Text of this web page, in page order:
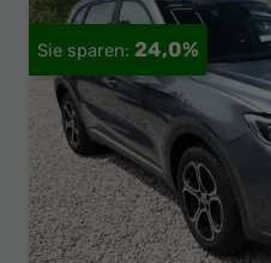
24,0%